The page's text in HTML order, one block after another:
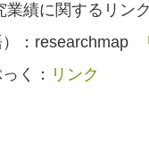
業績に関するリン
）：researchmap
く： リンク